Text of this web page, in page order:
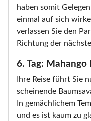
haben somit
einmal auf sich
verlassen Sie den
Richtung der
6. Tag: Mahango
Ihre Reise führt Sie
scheinende
In gemächlichem
und es ist kaum zu